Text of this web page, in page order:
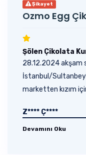
Şikayet
Ozmo Egg
Şölen Çikolata
28.12.2024 akşam saatlerinde
İstanbul/
marketten kızım
Z**** Ç****
Devamını Oku